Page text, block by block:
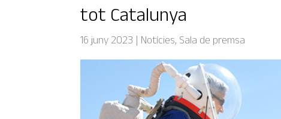
tot Catalunya
16 juny 2023 | Notícies, Sala de premsa